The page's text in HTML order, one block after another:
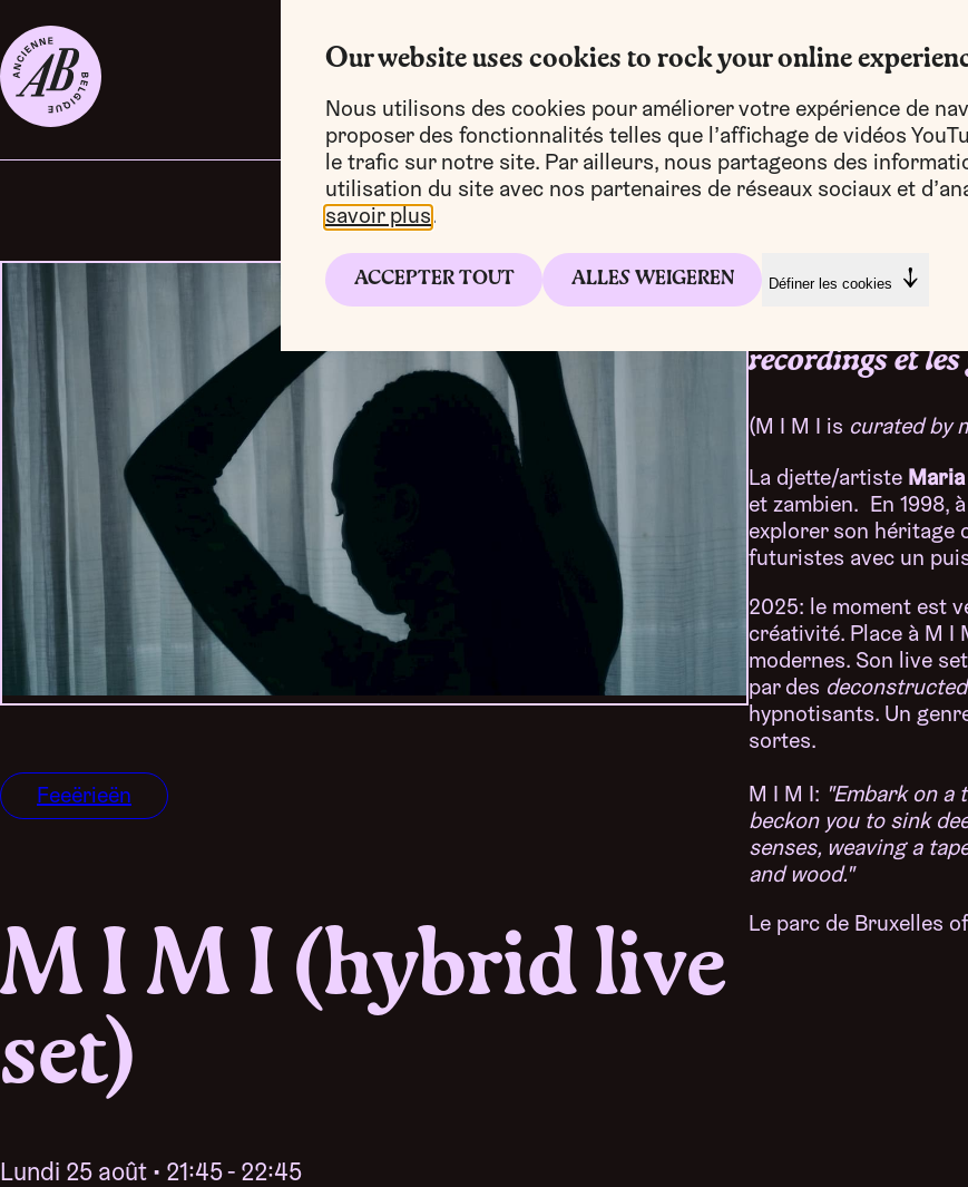
Our website uses cookies to rock your online
Nous utilisons des cookies pour améliorer votre expérience de
proposer des fonctionnalités telles que l’affichage de vidéos
le trafic sur notre site. Par ailleurs, nous partageons des
utilisation du site avec nos partenaires de réseaux sociaux et
savoir plus .
ACCEPTER TOUT ALLES WEIGEREN Définer les cookies
Feeërieën
M I M I (hybrid live
set)
lundi 25 août • 21:45 - 22:45
Quand une
multipliant les
recordings et
(M I M I is curated by
La djette/artiste
et zambien. En 1998,
explorer son héritage
futuristes avec un
2025: le moment est
créativité. Place à M I
modernes. Son live
par des
hypnotisants. Un
sortes.
M I M I: "Embark on a
beckon you to sink
senses, weaving a
and wood."
Le parc de Bruxelles